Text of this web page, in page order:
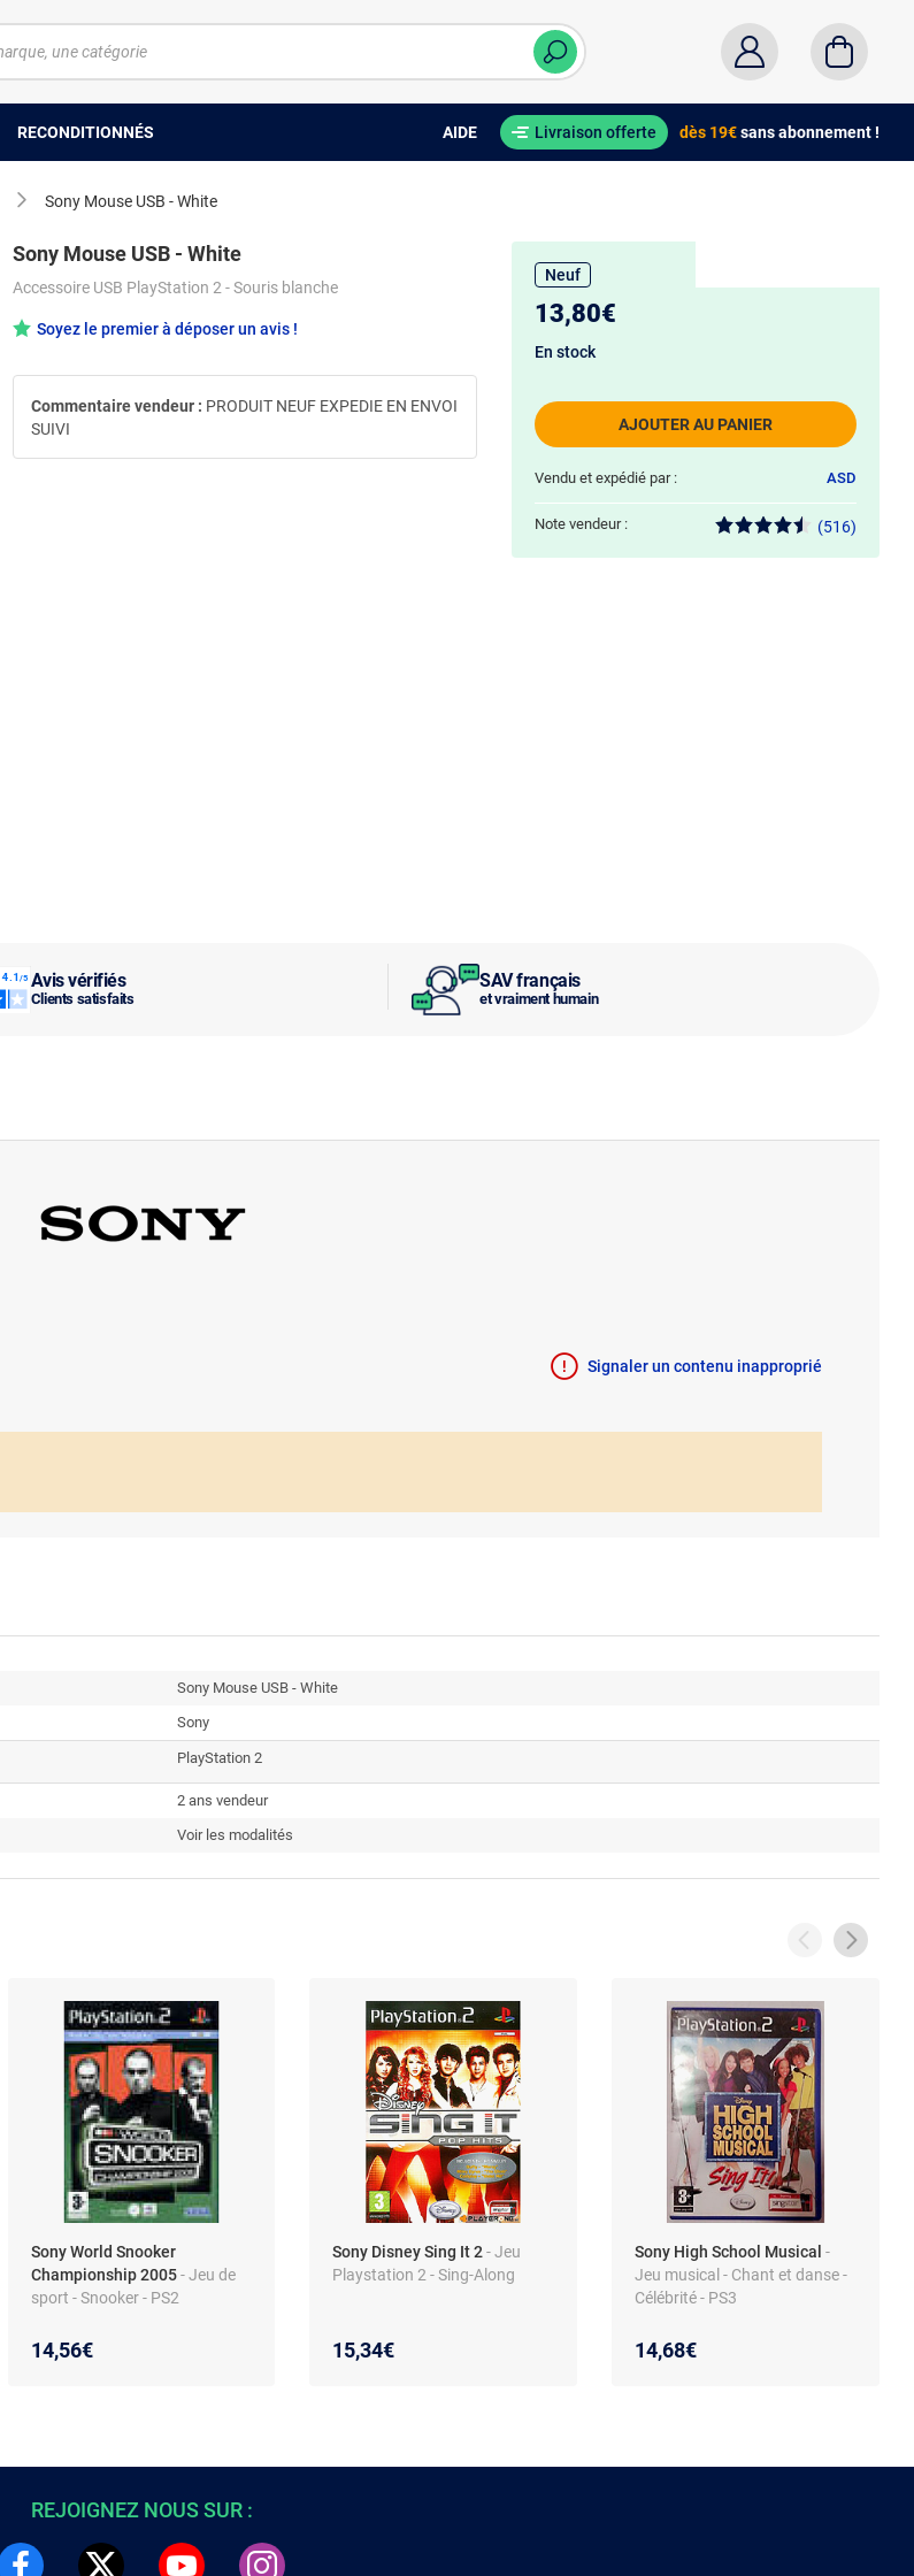
RECONDITIONNÉS AIDE Livraison offerte dès 19€sans abonnement !
Sony Mouse USB - White
Avis vérifiés
Clients satisfaits
SAV français
et vraiment humain
Sony Mouse USB - White
Accessoire USB PlayStation 2 - Souris blanche
Soyez le premier à déposer un avis !
Commentaire vendeur : PRODUIT NEUF EXPEDIE EN ENVOI
SUIVI
Neuf
13,80€
AJOUTER AU PANIER
En stock
Vendu et expédié par : ASD
Note vendeur : (516)
Signaler un contenu inapproprié
Sony Mouse USB - White
Sony
PlayStation 2
2 ans vendeur
Voir les modalités
Sony World Snooker
Championship 2005- Jeu de
sport - Snooker - PS2
14,56€
Sony Disney Sing It 2- Jeu
Playstation 2 - Sing-Along
15,34€
Sony High School Musical-
Jeu musical - Chant et danse -
Célébrité - PS3
14,68€
REJOIGNEZ NOUS SUR :